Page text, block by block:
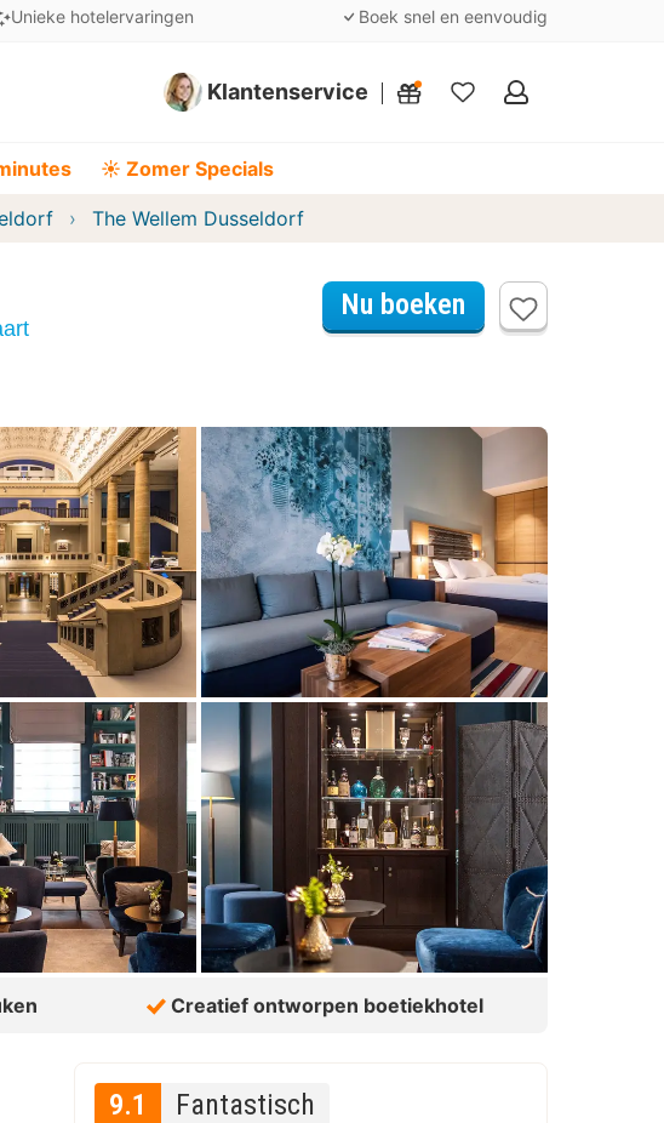
Unieke hotelervaringen Boek snel en eenvoudig
Klantenservice
Mijn
☀️ Zomer Specials
The Wellem Dusseldorf
Nu boeken
Creatief ontworpen boetiekhotel
9.1 Fantastisch